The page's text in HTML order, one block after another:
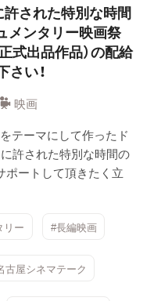
許された特別な時間
メンタリー映画祭
式出品作品）の配給
さい！
映画
テーマにして作ったド
許された特別な時間の
ポートして頂きたく立
リー #長編映画
古屋シネマテーク